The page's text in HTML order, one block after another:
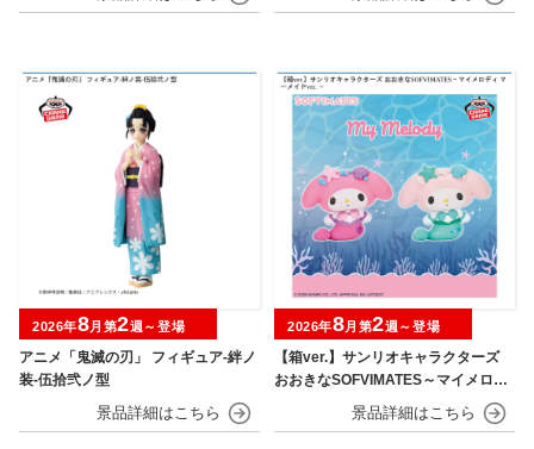
アニメ「鬼滅の刃」 フィギュア-絆ノ
装-伍拾弐ノ型
2026年8月第2週～登場
【箱ver.】サンリオキャラクターズ
おおきなSOFVIMATES～マイメロデ
ィ マーメイドver. ～
2026年8月第2週～登場